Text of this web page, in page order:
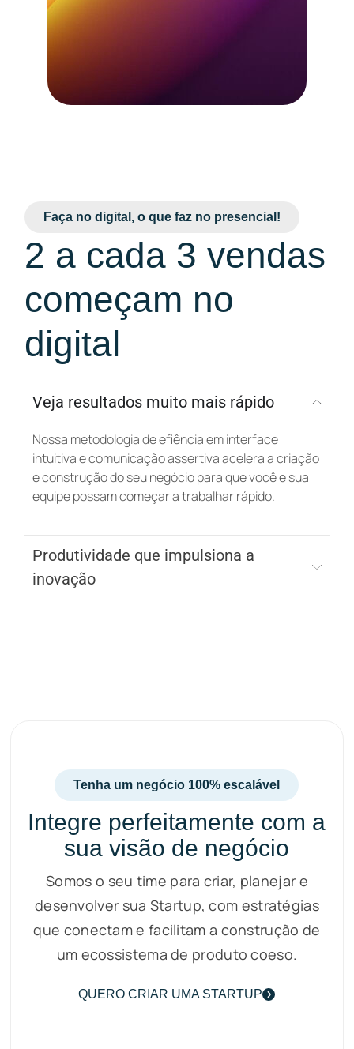
Faça no digital, o que faz no presencial!
2 a cada 3 vendas
começam no
digital
Veja resultados muito mais rápido
Nossa metodologia de efiência em interface
intuitiva e comunicação assertiva acelera a criação
e construção do seu negócio para que você e sua
equipe possam começar a trabalhar rápido.
Produtividade que impulsiona a
inovação
Integre perfeitamente com a
sua visão de negócio
Tenha um negócio 100% escalável
Somos o seu time para criar, planejar e
desenvolver sua Startup, com estratégias
que conectam e facilitam a construção de
um ecossistema de produto coeso.
QUERO CRIAR UMA STARTUP